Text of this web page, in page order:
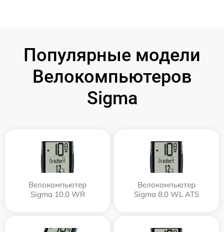
Популярные модели
Велокомпьютеров
Sigma
Велокомпьютер
Sigma 10.0 WR
Велокомпьютер
Sigma 8.0 WL ATS